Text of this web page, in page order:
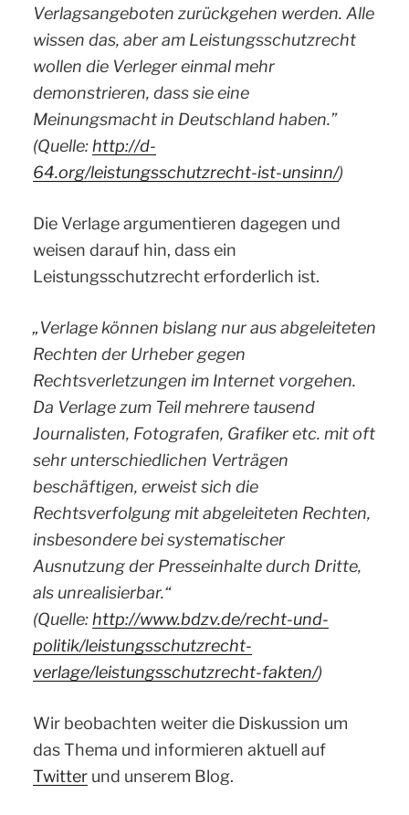
Verlagsangeboten zurückgehen werden. Alle
wissen das, aber am Leistungsschutzrecht
wollen die Verleger einmal mehr
demonstrieren, dass sie eine
Meinungsmacht in Deutschland haben.”
(Quelle: http://d-
64.org/leistungsschutzrecht-ist-unsinn/)
Die Verlage argumentieren dagegen und
weisen darauf hin, dass ein
Leistungsschutzrecht erforderlich ist.
„Verlage können bislang nur aus abgeleiteten
Rechten der Urheber gegen
Rechtsverletzungen im Internet vorgehen.
Da Verlage zum Teil mehrere tausend
Journalisten, Fotografen, Grafiker etc. mit oft
sehr unterschiedlichen Verträgen
beschäftigen, erweist sich die
Rechtsverfolgung mit abgeleiteten Rechten,
insbesondere bei systematischer
Ausnutzung der Presseinhalte durch Dritte,
als unrealisierbar.“
(Quelle: http://www.bdzv.de/recht-und-
politik/leistungsschutzrecht-
verlage/leistungsschutzrecht-fakten/)
Wir beobachten weiter die Diskussion um
das Thema und informieren aktuell auf
Twitter und unserem Blog.